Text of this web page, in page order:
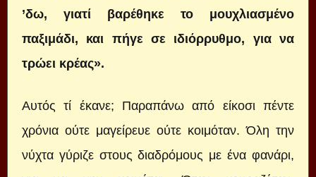
’δω, γιατί βαρέθηκε το μουχλιασμένο
παξιμάδι, και πήγε σε ιδιόρρυθμο, για να
τρώει κρέας».
Αυτός τί έκανε; Παραπάνω από είκοσι πέντε
χρόνια ούτε μαγείρευε ούτε κοιμόταν. Όλη την
νύχτα γύριζε στους διαδρόμους με ένα φανάρι,